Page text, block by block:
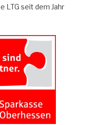
LTG seit dem Jahr